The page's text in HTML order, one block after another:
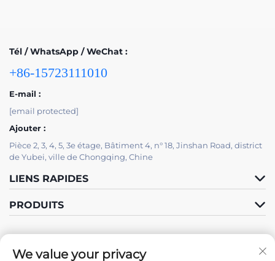
Tél / WhatsApp / WeChat :
+86-15723111010
E-mail :
[email protected]
Ajouter :
Pièce 2, 3, 4, 5, 3e étage, Bâtiment 4, n° 18, Jinshan Road, district
de Yubei, ville de Chongqing, Chine
LIENS RAPIDES
PRODUITS
We value your privacy